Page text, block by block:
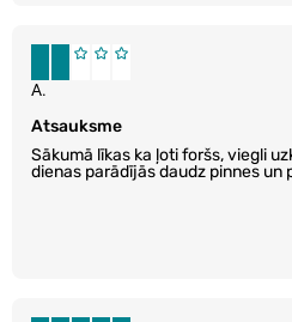
Atsauksme
Sākumā līkas ka ļoti foršs, viegli
dienas parādījās daudz pinnes un
A.